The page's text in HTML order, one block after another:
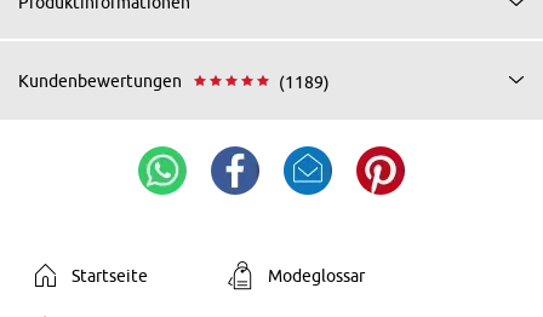
Kundenbewertungen (1189)
Startseite Modeglossar